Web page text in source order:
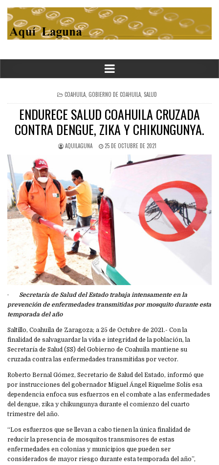
POSTED
IN
COAHUILA GOBIERNO DE COAHUILA SALUD
ENDURECE SALUD COAHUILA CRUZADA
CONTRA DENGUE, ZIKA Y CHIKUNGUNYA.
AQUILAGUNA 25 DE OCTUBRE DE 2021
·
Secretaría de Salud del Estado trabaja intensamente en la
prevención de enfermedades transmitidas por mosquito durante esta
temporada del año
Saltillo, Coahuila de Zaragoza; a 25 de Octubre de 2021.- Con la
finalidad de salvaguardar la vida e integridad de la población, la
Secretaría de Salud (SS) del Gobierno de Coahuila mantiene su
cruzada contra las enfermedades transmitidas por vector.
Roberto Bernal Gómez, Secretario de Salud del Estado, informó que
por instrucciones del gobernador Miguel Ángel Riquelme Solís esa
dependencia enfoca sus esfuerzos en el combate a las enfermedades
del dengue, zika y chikungunya durante el comienzo del cuarto
trimestre del año.
“Los esfuerzos que se llevan a cabo tienen la única finalidad de
reducir la presencia de mosquitos transmisores de estas
enfermedades en colonias y municipios que pueden ser
considerados de mayor riesgo durante esta temporada del año”,